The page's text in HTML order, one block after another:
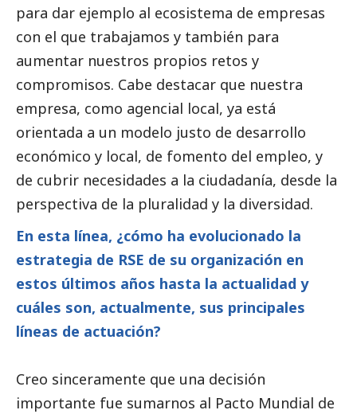
para dar ejemplo al ecosistema de empresas
con el que trabajamos y también para
aumentar nuestros propios retos y
compromisos. Cabe destacar que nuestra
empresa, como agencial local, ya está
orientada a un modelo justo de desarrollo
económico y local, de fomento del empleo, y
de cubrir necesidades a la ciudadanía, desde la
perspectiva de la pluralidad y la diversidad.
En esta línea, ¿cómo ha evolucionado la
estrategia de RSE de su organización en
estos últimos años hasta la actualidad y
cuáles son, actualmente, sus principales
líneas de actuación?
Creo sinceramente que una decisión
importante fue sumarnos al Pacto Mundial de